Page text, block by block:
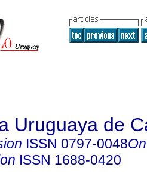
Uruguaya de
ISSN 0797-0048
ISSN 1688-0420